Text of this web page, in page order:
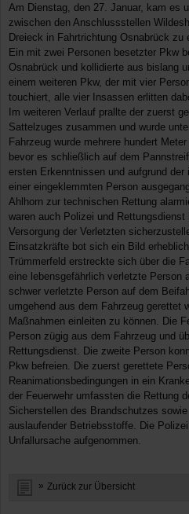
Am Dienstag, den 27. Januar, kam es
zwischen den Anschlussstellen
Dreieck in Fahrtrichtung Osnabrück zu
Ein mit zwei Personen besetzter Pkw
Osnabrück und kollidierte aus bislang
einem weiteren Pkw, der mit vier
touchiert, alle vier Insassen erlitten
Im weiteren Verlauf prallte der zuerst
Sattelzuges zusammen und wurde
Fahrzeug wurde mehrere hundert
bevor es schließlich auf dem
ersten Erkenntnissen und aufgrund der
einer eingeklemmten Person
Ahlhorn zur technischen Rettung
waren auch Polizei und
Versorgung der Verletzten
Einsatzkräfte bot sich ein Bild
Trümmerfeld erstreckte sich über die
eine lebensgefährlich verletzte Person
schwer verletzte Person auf dem
umgehend aus dem Fahrzeug gerettet
Maßnahmen einleiten zu können. Die
Person zügig aus dem Fahrzeug und
Rettungsdienst. Die zweite Person
Pkw befreien. Die zuerst gerettete
Reanimationsbedingungen in ein
der Feuerwehr umfassten die Rettung
Sicherstellen des Brandschutzes
auslaufender Betriebsstoffe. Die
Unfallursache aufgenommen.
Zurück zur Übersicht